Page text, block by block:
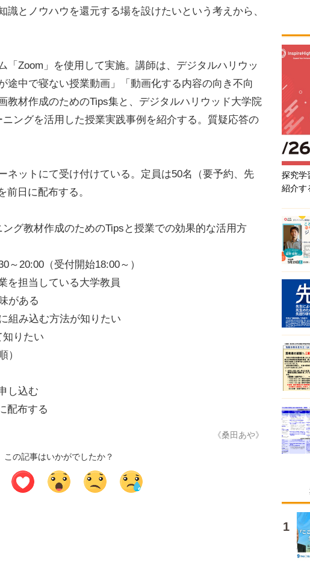
識とノウハウを還元する場を設けたいという考えから、
Zoom」を使用して実施。講師は、デジタルハリウッ
途中で寝ない授業動画」「動画化する内容の向き不向
教材作成のためのTips集と、デジタルハリウッド大学院
ングを活用した授業実践事例を紹介する。質疑応答の
ットにて受け付けている。定員は50名（要予約、先
前日に配布する。
グ教材作成のためのTipsと授業での効果的な活用方
～20:00（受付開始18:00～）
を担当している大学教員
がある
組み込む方法が知りたい
知りたい
）
し込む
配布する
《桑田あや》
この記事はいかがでしたか？
探究学
紹介す